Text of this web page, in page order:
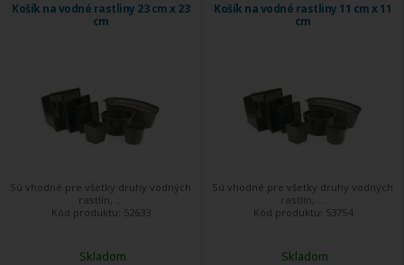
Košík na vodné rastliny 23 cm x 23
cm
Sú vhodné pre všetky druhy vodných
rastlín, ...
Kód produktu: 52633
Skladom
Košík na vodné rastliny 11 cm x 11
cm
Sú vhodné pre všetky druhy vodných
rastlín, ...
Kód produktu: 53754
Skladom